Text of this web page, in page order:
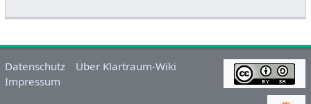
Datenschutz
Über Klartraum-Wiki
Impressum